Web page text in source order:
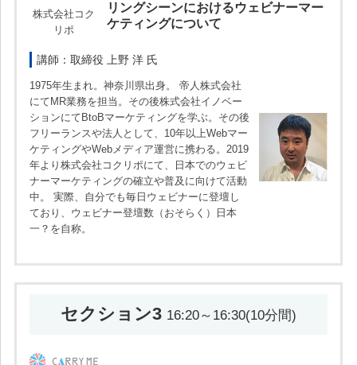
株式会社コク
リポ
リングシーンにおけるウェビナーマー
ケティングについて
講師：取締役 上野 洋 氏
1975年生まれ。神奈川県出身。 帝人株式会社
にてMR業務を担当。その後株式会社イノベー
ションにてBtoBマーケティングを学ぶ。その後
フリーランスや法人として、10年以上Webマー
ケティングやWebメディア運営に携わる。2019
年より株式会社コクリポにて、日本でのウェビ
ナーマーケティングの確立や普及に向けて活動
中。 実際、自分でも毎日ウェビナーに登壇し
ており、ウェビナー登壇数（おそらく）日本
一？を自称。
セクション3 16:20～16:30(10分間)